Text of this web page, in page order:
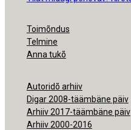
Toimõndus
Telmine
Anna tukõ
Autoridõ arhiiv
Digar 2008-täämbäne päiv
Arhiiv 2017-täämbäne päiv
Arhiiv 2000-2016